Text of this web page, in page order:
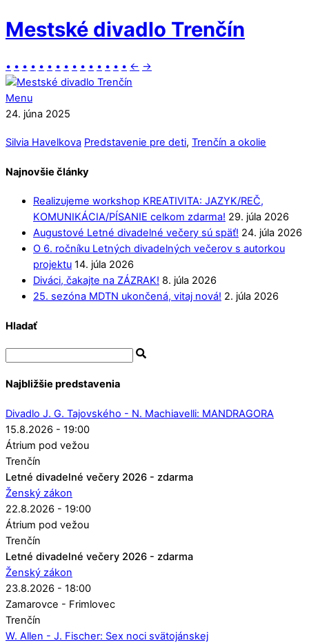
Mestské divadlo Trenčín
• • • • • • • • • • • • • • • ← →
Menu
24. júna 2025
Silvia Havelkova Predstavenie pre deti, Trenčín a okolie
Najnovšie články
Realizujeme workshop KREATIVITA: JAZYK/REČ,
KOMUNIKÁCIA/PÍSANIE celkom zdarma! 29. júla 2026
Augustové Letné divadelné večery sú späť! 24. júla 2026
O 6. ročníku Letných divadelných večerov s autorkou
projektu 14. júla 2026
Diváci, čakajte na ZÁZRAK! 8. júla 2026
25. sezóna MDTN ukončená, vitaj nová! 2. júla 2026
Hladať
Najbližšie predstavenia
Divadlo J. G. Tajovského - N. Machiavelli: MANDRAGORA
15.8.2026 - 19:00
Átrium pod vežou
Trenčín
Letné divadelné večery 2026 - zdarma
Ženský zákon
22.8.2026 - 19:00
Átrium pod vežou
Trenčín
Letné divadelné večery 2026 - zdarma
Ženský zákon
23.8.2026 - 18:00
Zamarovce - Frimlovec
Trenčín
W. Allen - J. Fischer: Sex noci svätojánskej